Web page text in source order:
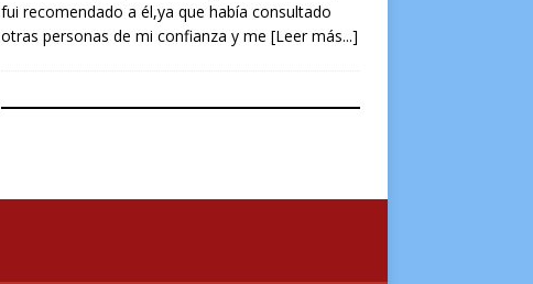
fui recomendado a él,ya que había consultado
otras personas de mi confianza y me [Leer más...]